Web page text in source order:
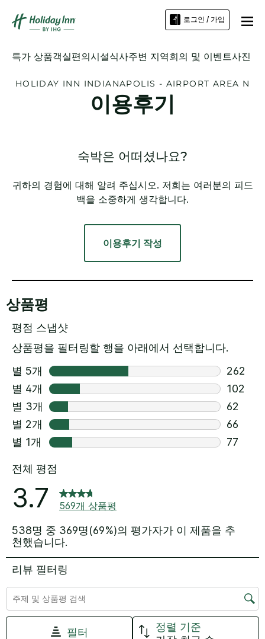
로그인 / 가입
특가 상품객실편의시설식사주변 지역회의 및 이벤트사진
HOLIDAY INN INDIANAPOLIS - AIRPORT AREA N
이용후기
숙박은 어떠셨나요?
귀하의 경험에 대해 알려 주십시오. 저희는 여러분의 피드
백을 소중하게 생각합니다.
이용후기 작성